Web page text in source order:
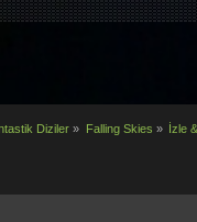
Diziler » Falling Skies » İzle